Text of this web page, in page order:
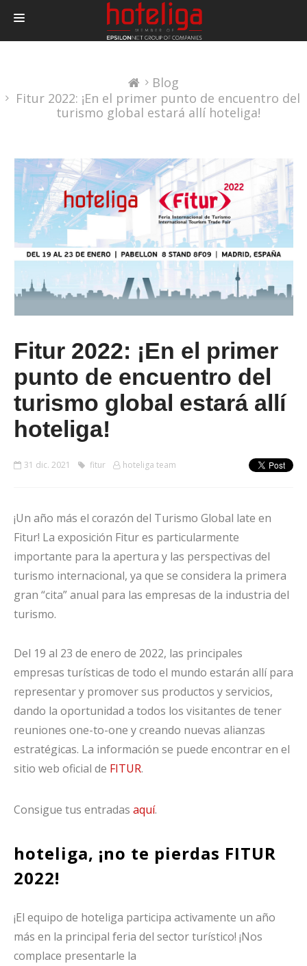
INTEGRACIONES
CONTACTAR
LOGIN
Blog
Fitur 2022: ¡En el primer punto de encuentro del
turismo global estará allí hoteliga!
Fitur 2022: ¡En el primer
punto de encuentro del
turismo global estará allí
hoteliga!
31 dic. 2021 fitur hoteliga team
¡Un año más el corazón del Turismo Global late en
Fitur! La exposición Fitur es particularmente
importante para la apertura y las perspectivas del
turismo internacional, ya que se considera la primera
gran “cita” anual para las empresas de la industria del
turismo.
Del 19 al 23 de enero de 2022, las principales
empresas turísticas de todo el mundo estarán allí para
representar y promover sus productos y servicios,
dando la oportunidad a todos los visitantes de tener
reuniones one-to-one y creando nuevas alianzas
estratégicas. La información se puede encontrar en el
sitio web oficial de FITUR.
Consigue tus entradas aquí.
hoteliga, ¡no te pierdas FITUR
2022!
¡El equipo de hoteliga participa activamente un año
más en la principal feria del sector turístico! ¡Nos
complace presentarle la